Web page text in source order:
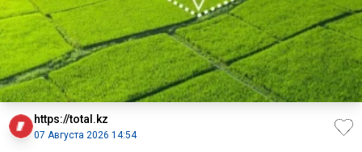
https://total.kz
07 Августа 2026 14:54